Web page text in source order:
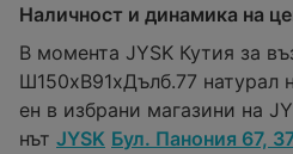
Наличност и динамика на
В момента JYSK Кутия за
Ш150xВ91xДълб.77 натурал
ен в избрани магазини на
нът JYSK Бул. Панония 67,